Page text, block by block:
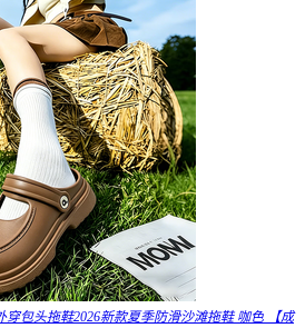
包头拖鞋2026新款夏季防滑沙滩拖鞋 咖色 【成